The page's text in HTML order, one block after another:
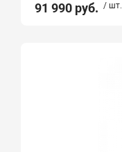
91 990 руб. / шт.